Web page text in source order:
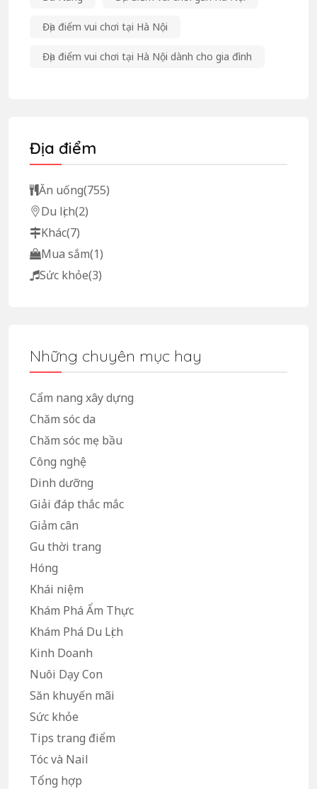
Địa điểm vui chơi tại Hà Nội
Địa điểm vui chơi tại Hà Nội dành cho gia đình
Địa điểm
Ăn uống(755)
Du lịch(2)
Khác(7)
Mua sắm(1)
Sức khỏe(3)
Những chuyên mục hay
Cẩm nang xây dựng
Chăm sóc da
Chăm sóc mẹ bầu
Công nghệ
Dinh dưỡng
Giải đáp thắc mắc
Giảm cân
Gu thời trang
Hóng
Khái niệm
Khám Phá Ẩm Thực
Khám Phá Du Lịch
Kinh Doanh
Nuôi Dạy Con
Săn khuyến mãi
Sức khỏe
Tips trang điểm
Tóc và Nail
Tổng hợp